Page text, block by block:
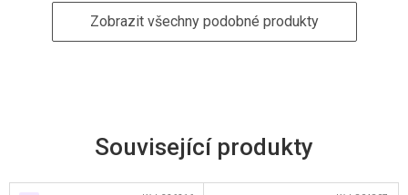
Související produkty
Zobrazit všechny podobné produkty